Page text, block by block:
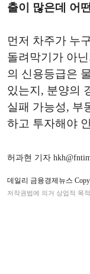
출이 많은데 어
먼저 차주가 누
돌려막기가 아
의 신용등급은
있는지, 분양의
실패 가능성, 부
하고 투자해야
허과현 기자
데일리 금융경제뉴스
저작권법에 의거 상업적 목